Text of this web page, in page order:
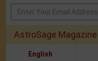
AstroSage Magazine
English